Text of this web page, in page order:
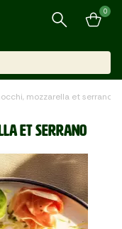
0
mozzarella et serrano
ET SERRANO